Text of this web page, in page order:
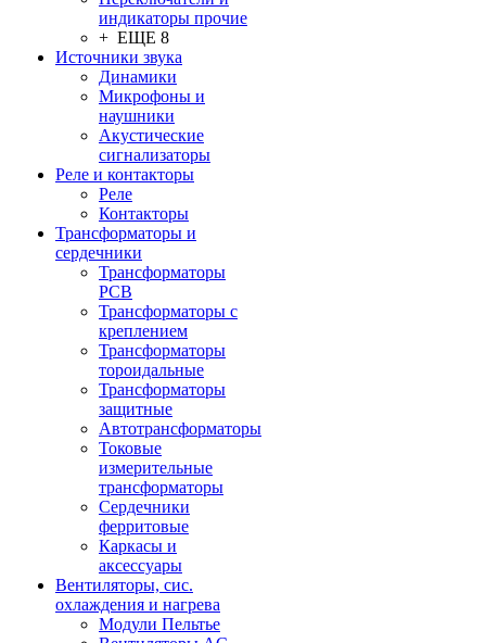
индикаторы прочие
+ ЕЩЕ 8
Источники звука
Динамики
Микрофоны и
наушники
Акустические
сигнализаторы
Реле и контакторы
Реле
Контакторы
Трансформаторы и
сердечники
Трансформаторы
PCB
Трансформаторы с
креплением
Трансформаторы
тороидальные
Трансформаторы
защитные
Автотрансформаторы
Токовые
измерительные
трансформаторы
Сердечники
ферритовые
Каркасы и
аксессуары
Вентиляторы, сис.
охлаждения и нагрева
Модули Пельтье